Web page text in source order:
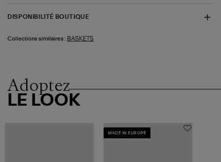
DISPONIBILITÉ BOUTIQUE
Collections similaires : BASKETS
Adoptez
LE LOOK
MADE IN EUROPE